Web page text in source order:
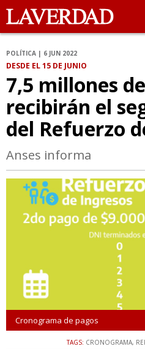
POLÍTICA | 6 JUN 2022
DESDE EL 15 DE JUNIO
7,5 millones
recibirán el
del Refuerzo
Anses informa
Cronograma de pagos
TAGS: CRONOGRAMA,